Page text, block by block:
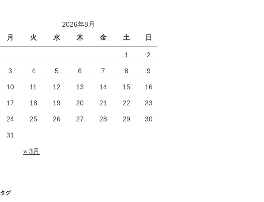
2026年8月
月
火 水 木 金 土 日
1 2
3 4 5 6 7 8 9
10 11 12 13 14 15 16
17 18 19 20 21 22 23
24 25 26 27 28 29 30
31
« 3月
タグ